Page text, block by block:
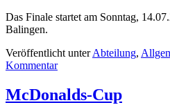
Das Finale startet am Sonntag,
Balingen.
Veröffentlicht unter Abteilung,
Kommentar
McDonalds-Cup